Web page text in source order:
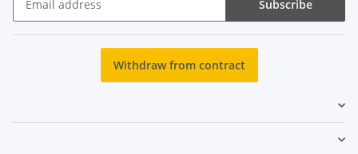
Subscribe
Withdraw from contract